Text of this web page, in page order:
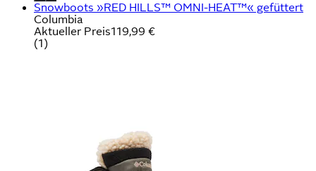
Snowboots »RED HILLS™ OMNI-HEAT™« gefüttert
Columbia
Aktueller Preis119,99 €
(1)